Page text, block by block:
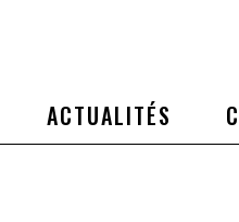
ACTUALITÉS